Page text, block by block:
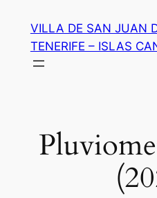
contenido
VILLA DE SAN JUAN
TENERIFE – ISLAS